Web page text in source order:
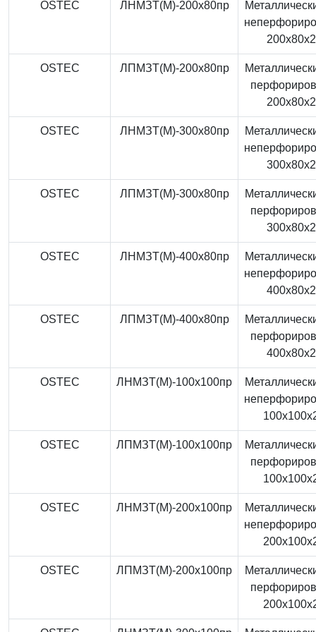
OSTEC ЛНМЗТ(М)-200x80пр
OSTEC ЛПМЗТ(М)-200x80пр
OSTEC ЛНМЗТ(М)-300x80пр
OSTEC ЛПМЗТ(М)-300x80пр
OSTEC ЛНМЗТ(М)-400x80пр
OSTEC ЛПМЗТ(М)-400x80пр
OSTEC ЛНМЗТ(М)-100x100пр
OSTEC ЛПМЗТ(М)-100x100пр
OSTEC ЛНМЗТ(М)-200x100пр
OSTEC ЛПМЗТ(М)-200x100пр